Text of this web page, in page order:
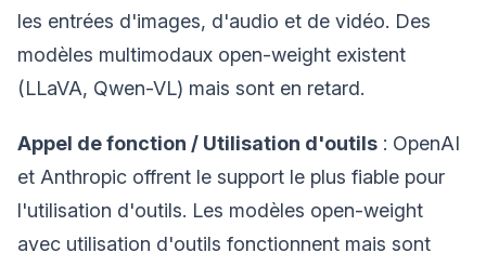
les entrées d'images, d'audio et de vidéo. Des
modèles multimodaux open-weight existent
(LLaVA, Qwen-VL) mais sont en retard.
Appel de fonction / Utilisation d'outils : OpenAI
et Anthropic offrent le support le plus fiable pour
l'utilisation d'outils. Les modèles open-weight
avec utilisation d'outils fonctionnent mais sont